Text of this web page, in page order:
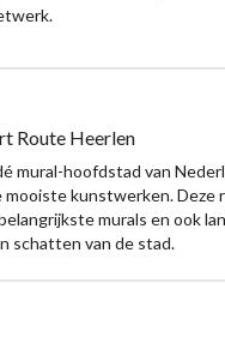
Route Heerlen
mural-hoofdstad van
mooiste kunstwerken. Deze
murals en ook
schatten van de stad.